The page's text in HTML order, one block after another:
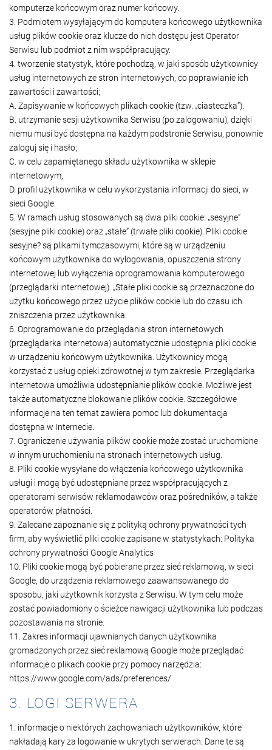
komputerze końcowym oraz numer końcowy.
3. Podmiotem wysyłającym do komputera końcowego użytkownika
usług plików cookie oraz klucze do nich dostępu jest Operator
Serwisu lub podmiot z nim współpracujący.
4. tworzenie statystyk, które pochodzą, w jaki sposób użytkownicy
usług internetowych ze stron internetowych, co poprawianie ich
zawartości i zawartości;
A. Zapisywanie w końcowych plikach cookie (tzw. „ciasteczka”).
B. utrzymanie sesji użytkownika Serwisu (po zalogowaniu), dzięki
niemu musi być dostępna na każdym podstronie Serwisu, ponownie
zaloguj się i hasło;
C. w celu zapamiętanego składu użytkownika w sklepie
internetowym,
D. profil użytkownika w celu wykorzystania informacji do sieci, w
sieci Google.
5. W ramach usług stosowanych są dwa pliki cookie: „sesyjne”
(sesyjne pliki cookie) oraz „stałe” (trwałe pliki cookie). Pliki cookie
sesyjne? są plikami tymczasowymi, które są w urządzeniu
końcowym użytkownika do wylogowania, opuszczenia strony
internetowej lub wyłączenia oprogramowania komputerowego
(przeglądarki internetowej). „Stałe pliki cookie są przeznaczone do
użytku końcowego przez użycie plików cookie lub do czasu ich
zniszczenia przez użytkownika.
6. Oprogramowanie do przeglądania stron internetowych
(przeglądarka internetowa) automatycznie udostępnia pliki cookie
w urządzeniu końcowym użytkownika. Użytkownicy mogą
korzystać z usług opieki zdrowotnej w tym zakresie. Przeglądarka
internetowa umożliwia udostępnianie plików cookie. Możliwe jest
także automatyczne blokowanie plików cookie. Szczegółowe
informacje na ten temat zawiera pomoc lub dokumentacja
dostępna w Internecie.
7. Ograniczenie używania plików cookie może zostać uruchomione
w innym uruchomieniu na stronach internetowych usług.
8. Pliki cookie wysyłane do włączenia końcowego użytkownika
usługi i mogą być udostępniane przez współpracujących z
operatorami serwisów reklamodawców oraz pośredników, a także
operatorów płatności.
9. Zalecane zapoznanie się z polityką ochrony prywatności tych
firm, aby wyświetlić pliki cookie zapisane w statystykach: Polityka
ochrony prywatności Google Analytics
10. Pliki cookie mogą być pobierane przez sieć reklamową, w sieci
Google, do urządzenia reklamowego zaawansowanego do
sposobu, jaki użytkownik korzysta z Serwisu. W tym celu może
zostać powiadomiony o ścieżce nawigacji użytkownika lub podczas
pozostawania na stronie.
11. Zakres informacji ujawnianych danych użytkownika
gromadzonych przez sieć reklamową Google może przeglądać
informacje o plikach cookie przy pomocy narzędzia:
https://www.google.com/ads/preferences/
3. LOGI SERWERA
1. informacje o niektórych zachowaniach użytkowników, które
nakładają kary za logowanie w ukrytych serwerach. Dane te są